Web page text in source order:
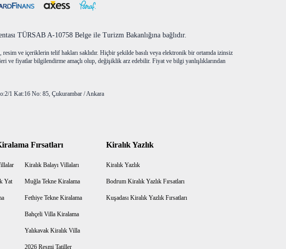
TÜRSAB A-10758 Belge ile Turizm Bakanlığına bağlıdır.
ve içeriklerin telif hakları saklıdır. Hiçbir şekilde basılı veya elektronik bir ortamda izinsiz
ve fiyatlar bilgilendirme amaçlı olup, değişiklik arz edebilir. Fiyat ve bilgi yanlışlıklarından
1 Kat:16 No: 85, Çukurambar / Ankara
Fırsatları
Kiralık Balayı Villaları
Yat Muğla Tekne Kiralama
Fethiye Tekne Kiralama
Bahçeli Villa Kiralama
Yalıkavak Kiralık Villa
2026 Resmi Tatiller
Kiralık Yazlık
Kiralık Yazlık
Bodrum Kiralık Yazlık Fırsatları
Kuşadası Kiralık Yazlık Fırsatları